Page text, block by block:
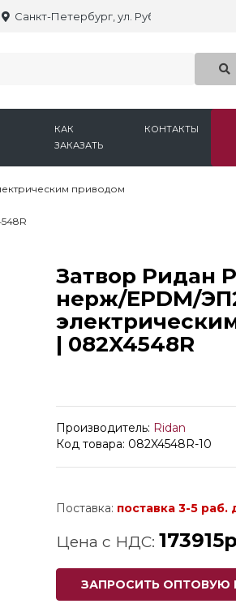
Санкт-Петербург, ул. Рубежная, д.6
КАК
ЗАКАЗАТЬ
КОНТАКТЫ
приводом
Затвор Ридан
нерж/EPDM/
| 082X4548R
Производитель: Ridan
Код товара: 082X4548R-10
Поставка: поставка 3-5 раб.
Цена с НДС:
ЗАПРОСИТЬ ОПТОВУЮ